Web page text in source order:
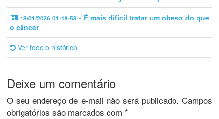
18/01/2026 01:19:58- É mais difícil tratar um obeso do que
o câncer
Ver todo o histórico
Deixe um comentário
O seu endereço de e-mail não será publicado. Campos
obrigatórios são marcados com *